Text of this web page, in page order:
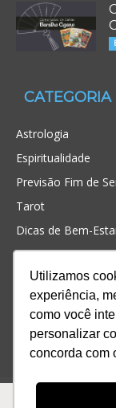
Utilizamos
experiência,
como você
personalizar
concorda com
Astrologia
Espiritualidade
Previsão Fim de
Tarot
Dicas de Bem-
Cristianismo
Simpatias
Significado dos